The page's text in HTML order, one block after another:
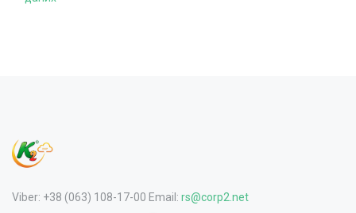
Viber: +38 (063) 108-17-00 Email: rs@corp2.net